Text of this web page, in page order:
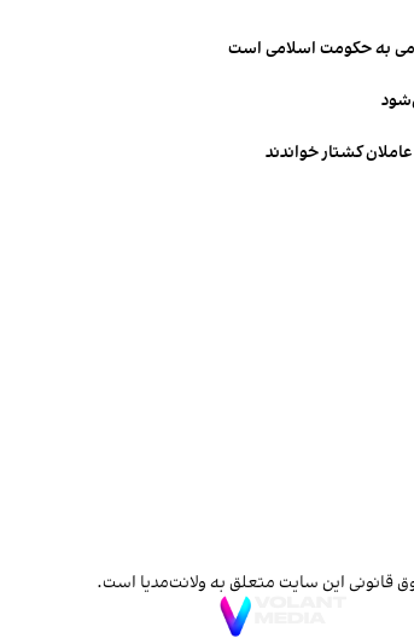
به حکومت اسلامی است
کشتار خواندند
قانونی این سایت متعلق به ولانت‌مدیا است.